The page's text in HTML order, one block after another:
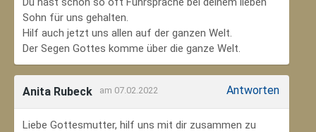
Sohn für uns gehalten.
Hilf auch jetzt uns allen auf der ganzen Welt.
Der Segen Gottes komme über die ganze Welt.
Anita Rubeck am 07.02.2022 Antworten
Liebe Gottesmutter, hilf uns mit dir zusammen zu